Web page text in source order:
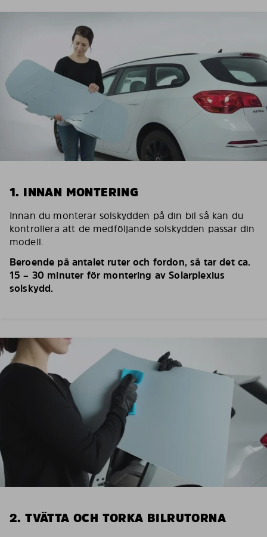
1. INNAN MONTERING
Innan du monterar solskydden på din bil så kan du
kontrollera att de medföljande solskydden passar din
modell.
Beroende på antalet ruter och fordon, så tar det ca.
15 – 30 minuter för montering av Solarplexius
solskydd.
2. TVÄTTA OCH TORKA BILRUTORNA